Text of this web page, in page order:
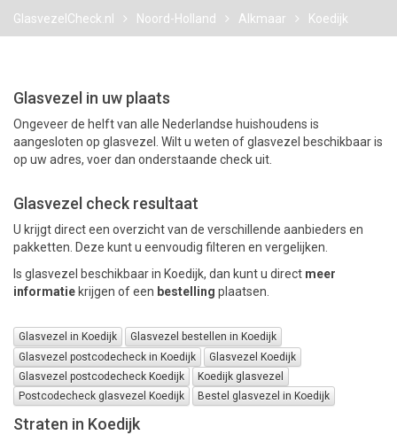
GLASVEZEL ALTERNATIEVEN
GlasvezelCheck.nl Noord-Holland Alkmaar Koedijk
Glasvezel in uw plaats
Ongeveer de helft van alle Nederlandse huishoudens is
aangesloten op glasvezel. Wilt u weten of glasvezel beschikbaar is
op uw adres, voer dan onderstaande check uit.
Glasvezel check resultaat
U krijgt direct een overzicht van de verschillende aanbieders en
pakketten. Deze kunt u eenvoudig filteren en vergelijken.
Is glasvezel beschikbaar in Koedijk, dan kunt u direct meer
informatie krijgen of een bestelling plaatsen.
Glasvezel in Koedijk
Glasvezel bestellen in Koedijk
Glasvezel postcodecheck in Koedijk
Glasvezel Koedijk
Glasvezel postcodecheck Koedijk
Koedijk glasvezel
Postcodecheck glasvezel Koedijk
Bestel glasvezel in Koedijk
Straten in Koedijk